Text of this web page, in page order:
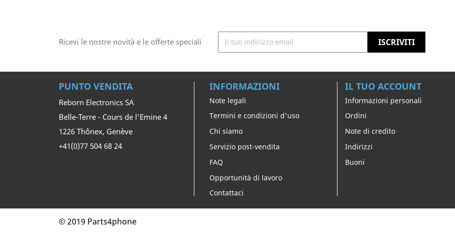
Ricevi le nostre novità e le offerte speciali
PUNTO VENDITA
Reborn Electronics SA
Belle-Terre - Cours de l’Emine 4
1226 Thônex, Genève
+41(0)77 504 68 24
INFORMAZIONI
Note legali
Termini e condizioni d'uso
Chi siamo
Servizio post-vendita
FAQ
Opportunità di lavoro
Contattaci
IL TUO ACCOUNT
Informazioni personali
Ordini
Note di credito
Indirizzi
Buoni
© 2019 Parts4phone